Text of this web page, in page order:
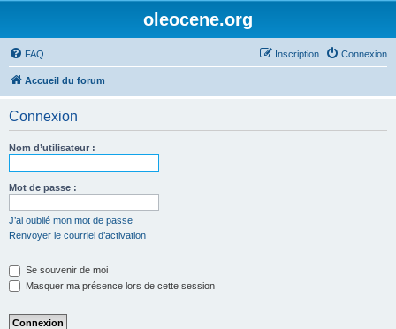
oleocene.org
FAQ Connexion
Inscription
Accueil du forum
Connexion
Nom d’utilisateur :
Mot de passe :
J’ai oublié mon mot de passe
Renvoyer le courriel d’activation
Se souvenir de moi
Masquer ma présence lors de cette session